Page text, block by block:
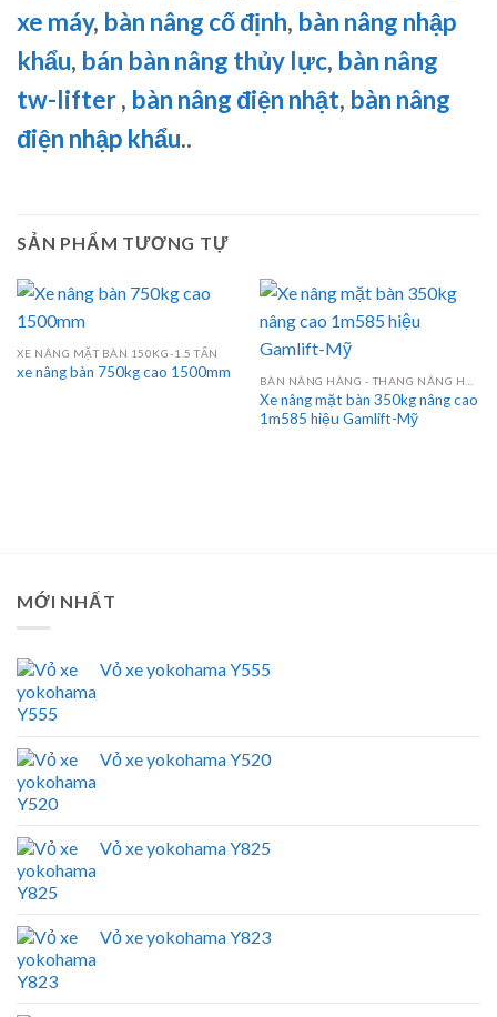
xe máy, bàn nâng cố định, bàn nâng nhập
khẩu, bán bàn nâng thủy lực, bàn nâng
tw-lifter, bàn nâng điện nhật, bàn nâng
điện nhập khẩu..
SẢN PHẨM TƯƠNG TỰ
XE NÂNG MẶT BÀN 150KG-1.5 TẤN
xe nâng bàn 750kg cao 1500mm
Xe nâng mặt bàn 350kg nâng cao
1m585 hiệu Gamlift-Mỹ
MỚI NHẤT
Vỏ xe yokohama Y555
Vỏ xe yokohama Y520
Vỏ xe yokohama Y825
Vỏ xe yokohama Y823